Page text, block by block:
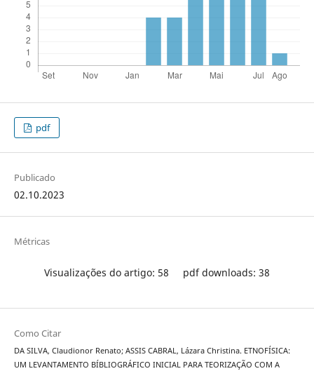
pdf
Publicado
02.10.2023
Métricas
Visualizações do artigo: 58 pdf downloads: 38
Como Citar
DA SILVA, Claudionor Renato; ASSIS CABRAL, Lázara Christina. ETNOFÍSICA:
UM LEVANTAMENTO BÍBLIOGRÁFICO INICIAL PARA TEORIZAÇÃO COM A